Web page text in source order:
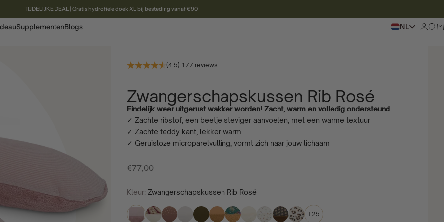
TIJDELIJKE DEAL | Gratis hydrofiele doek XL bij besteding vanaf €90
SupplementenBlogs NL
(4.5) 177 reviews
Zwangerschapskussen Rib Rosé
Eindelijk weer uitgerust wakker worden! Zacht, warm en volledig ondersteund.
✓ Zachte ribstof, een beetje steviger aanvoelen, met een warme textuur
✓ Zachte teddy kant, lekker warm
✓ Geruisloze microparelvulling, vormt zich naar jouw lichaam
Aanbiedingsprijs
€77,00
Kleur: Zwangerschapskussen Rib Rosé
+25